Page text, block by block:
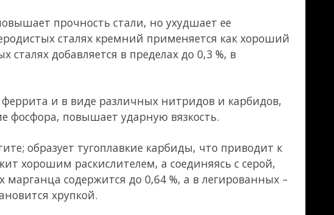
металлов,
растворяться в феррите и
(Мn), хром (Х), ванадий (Ф),
повышается при
растворов (феррита).
свойства стали: никель
что очень важно для
отпуска (улучшения) сталь
прочностью,